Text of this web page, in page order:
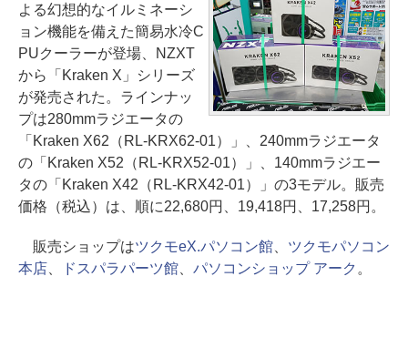
よる幻想的なイルミネーシ
ョン機能を備えた簡易水冷C
PUクーラーが登場、NZXT
から「Kraken X」シリーズ
が発売された。ラインナッ
プは280mmラジエータの
「Kraken X62（RL-KRX62-01）」、240mmラジエータ
の「Kraken X52（RL-KRX52-01）」、140mmラジエー
タの「Kraken X42（RL-KRX42-01）」の3モデル。販売
価格（税込）は、順に22,680円、19,418円、17,258円。
販売ショップはツクモeX.パソコン館、 ツクモパソコン
本店、 ドスパラパーツ館、 パソコンショップ アーク 。